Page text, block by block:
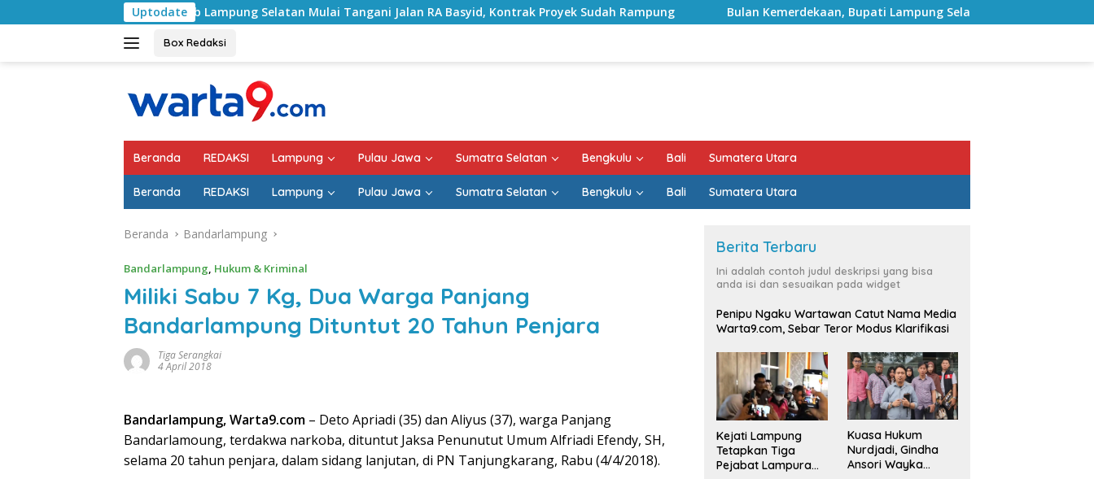
ke
Uptodate
Pemkab Lampung Selatan Mulai Tangani Jalan RA Basyid, Kontrak Proyek Sudah Rampung Bulan Kemerdekaan, Bupati Lampung Selatan Ajak ASN Perkuat Semangat
Box Redaksi
Beranda REDAKSI Lampung Pulau Jawa Sumatra Selatan Bengkulu Bali Sumatera Utara
Beranda REDAKSI Lampung Pulau Jawa Sumatra Selatan Bengkulu Bali Sumatera Utara
Beranda Bandarlampung
Bandarlampung, Hukum & Kriminal
Miliki Sabu 7 Kg, Dua Warga Panjang
Bandarlampung Dituntut 20 Tahun Penjara
Tiga Serangkai
4 April 2018
Bandarlampung, Warta9.com – Deto Apriadi (35) dan Aliyus (37), warga Panjang
Bandarlamoung, terdakwa narkoba, dituntut Jaksa Penunutut Umum Alfriadi Efendy, SH,
selama 20 tahun penjara, dalam sidang lanjutan, di PN Tanjungkarang, Rabu (4/4/2018).
Berita Terbaru
Ini adalah contoh judul deskripsi yang bisa
anda isi dan sesuaikan pada widget
Penipu Ngaku Wartawan Catut Nama Media
Warta9.com, Sebar Teror Modus Klarifikasi
Kejati Lampung
Tetapkan Tiga
Pejabat Lampura
Kuasa Hukum
Nurdjadi, Gindha
Ansori Wayka